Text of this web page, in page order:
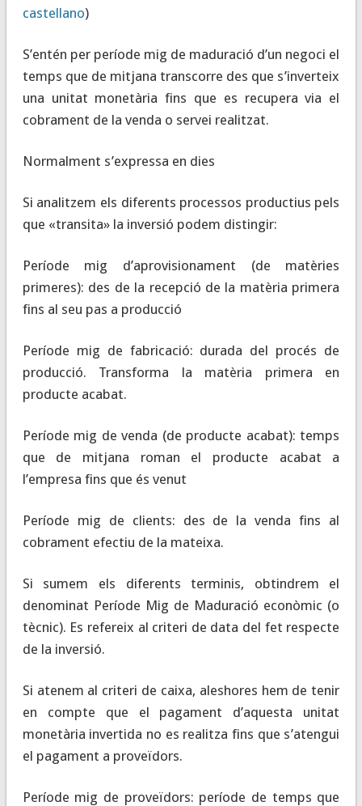
castellano)
S’entén per període mig de maduració d’un negoci el
temps que de mitjana transcorre des que s’inverteix
una unitat monetària fins que es recupera via el
cobrament de la venda o servei realitzat.
Normalment s’expressa en dies
Si analitzem els diferents processos productius pels
que «transita» la inversió podem distingir:
Període mig d’aprovisionament (de matèries
primeres): des de la recepció de la matèria primera
fins al seu pas a producció
Període mig de fabricació: durada del procés de
producció. Transforma la matèria primera en
producte acabat.
Període mig de venda (de producte acabat): temps
que de mitjana roman el producte acabat a
l’empresa fins que és venut
Període mig de clients: des de la venda fins al
cobrament efectiu de la mateixa.
Si sumem els diferents terminis, obtindrem el
denominat Període Mig de Maduració econòmic (o
tècnic). Es refereix al criteri de data del fet respecte
de la inversió.
Si atenem al criteri de caixa, aleshores hem de tenir
en compte que el pagament d’aquesta unitat
monetària invertida no es realitza fins que s’atengui
el pagament a proveïdors.
Període mig de proveïdors: període de temps que